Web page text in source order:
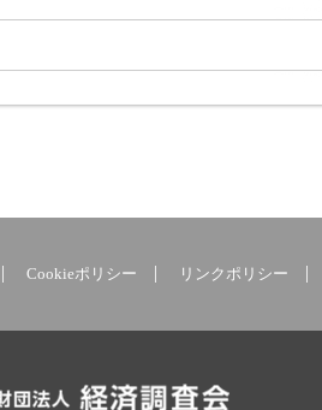
Cookieポリシー リンクポリシー